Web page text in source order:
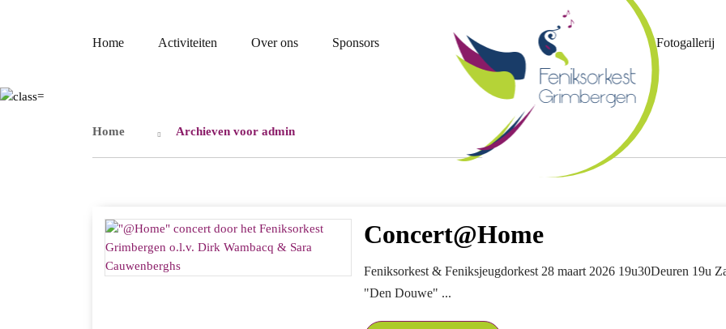
Home Activiteiten Over ons Sponsors Fotogallerij
Home Archieven voor admin
Concert@Home
Feniksorkest & Feniksjeugdorkest 28 maart 2026 19u30Deuren 19u
"Den Douwe" ...